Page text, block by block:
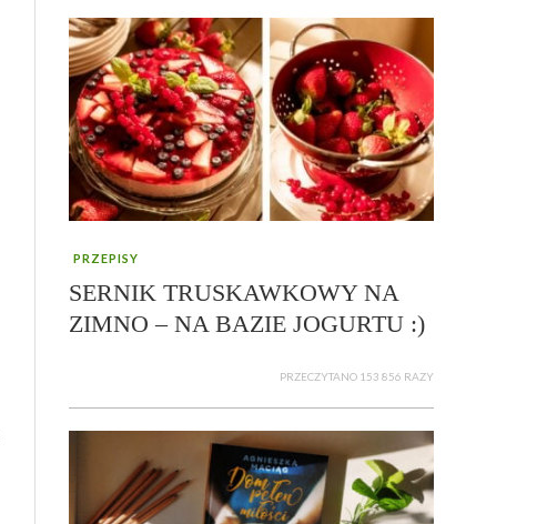
PRZEPISY
SERNIK TRUSKAWKOWY NA
ZIMNO – NA BAZIE JOGURTU :)
PRZECZYTANO 153 856 RAZY